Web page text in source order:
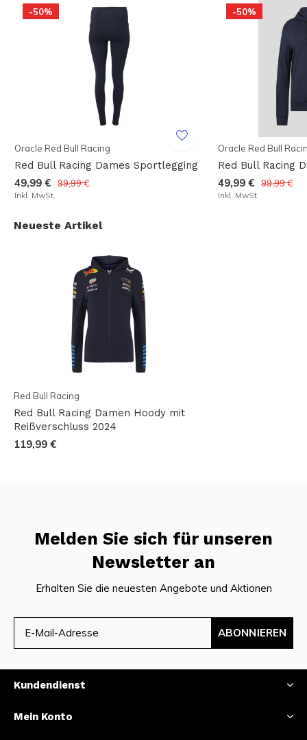
-50%
Oracle Red Bull Racing
Red Bull Racing Dames Sportlegging
49,99 € 99,99 €
Inkl. MwSt.
-50%
Oracle Red Bull
Red Bull Racing
49,99 € 99,99 €
Inkl. MwSt.
Neueste Artikel
Red Bull Racing
Red Bull Racing Damen Hoody mit
Reißverschluss 2024
119,99 €
Melden Sie sich für unseren
Newsletter an
Erhalten Sie die neuesten Angebote und Aktionen
ABONNIEREN
Kundendienst
Mein Konto